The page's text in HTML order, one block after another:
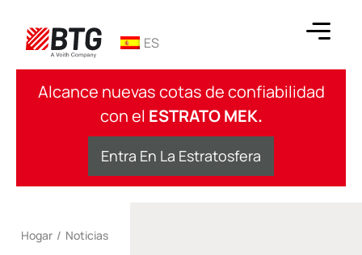
contenido
ES
Alcance nuevas cotas de confiabilidad
con el ESTRATO MEK.
Entra En La Estratosfera
Hogar / Noticias